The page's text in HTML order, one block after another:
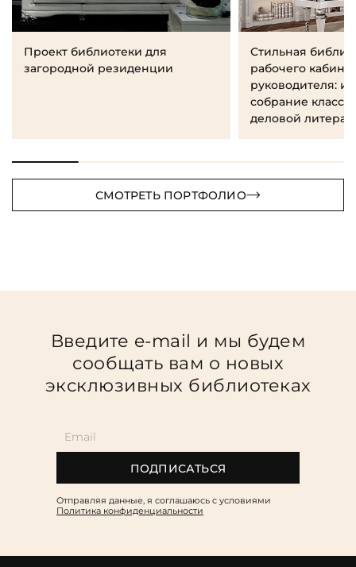
Проект библиотеки для
загородной резиденции
Стильная
рабочего
руководителя:
собрание
деловой
СМОТРЕТЬ ПОРТФОЛИО
Введите e-mail и мы будем
сообщать вам о новых
эксклюзивных библиотеках
ПОДПИСАТЬСЯ
Отправляя данные, я соглашаюсь c условиями
Политика конфиденциальности